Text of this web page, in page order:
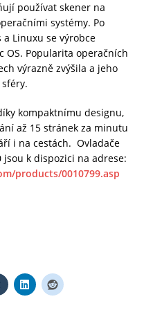
používat skener na
systémy. Po
Linuxu se výrobce
OS. Popularita operačních
výrazně zvýšila a jeho
kompaktnímu designu,
až 15 stránek za minutu
i na cestách. Ovladače
jsou k dispozici na adrese:
products/0010799.asp